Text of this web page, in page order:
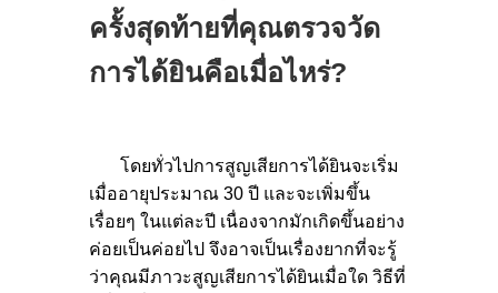
ครั้งสุดท้ายที่คุณตรวจวัด
การได้ยินคือเมื่อไหร่?
โดยทั่วไปการสูญเสียการได้ยินจะเริ่ม
เมื่ออายุประมาณ 30 ปี และจะเพิ่มขึ้น
เรื่อยๆ ในแต่ละปี เนื่องจากมักเกิดขึ้นอย่าง
ค่อยเป็นค่อยไป จึงอาจเป็นเรื่องยากที่จะรู้
ว่าคุณมีภาวะสูญเสียการได้ยินเมื่อใด วิธีที่